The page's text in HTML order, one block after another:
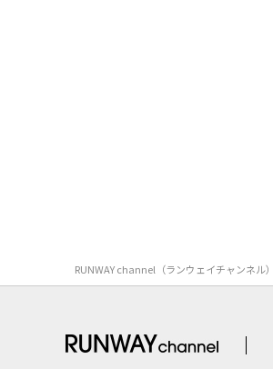
RUNWAY channel（ランウェイチャンネ